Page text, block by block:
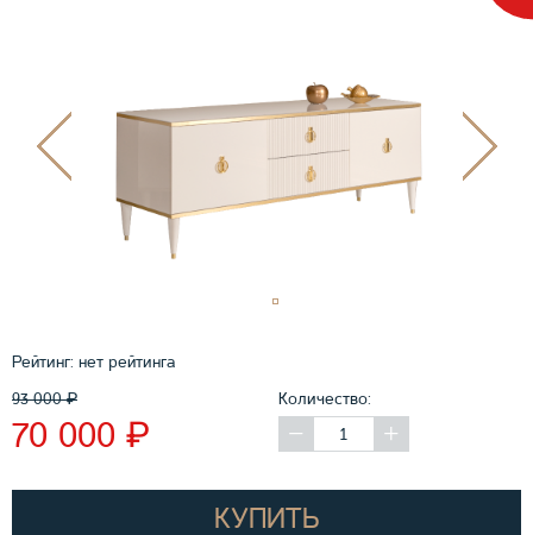
Рейтинг: нет рейтинга
93 000₽
70 000 ₽
Количество:
КУПИТЬ